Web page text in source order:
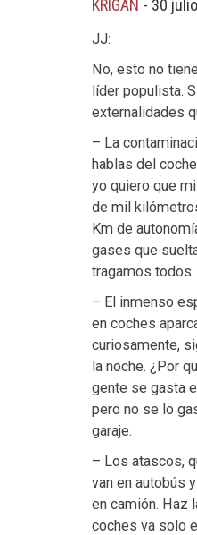
KRIGAN - 30
JJ:
No, esto no
líder populista.
externalidades
– La
hablas del
yo quiero que
de mil
Km de
gases que
tragamos todos.
– El inmenso
en coches
curiosamente,
la noche. ¿Por
gente se gasta
pero no se lo
garaje.
– Los atascos,
van en autobús
en camión. Haz
coches va solo